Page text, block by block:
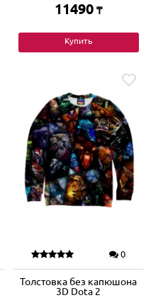
11490 ₸
Купить
0
Толстовка без капюшона
3D Dota 2